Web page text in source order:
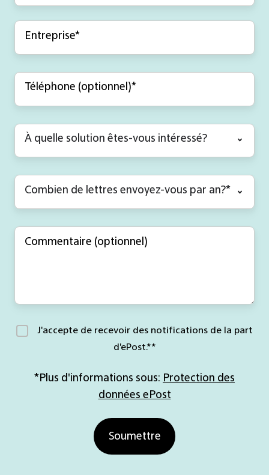
J'accepte de recevoir des notifications de la part
d'ePost.**
*Plus d'informations sous: Protection des
données ePost